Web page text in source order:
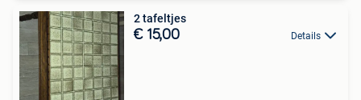
2 tafeltjes
€ 15,00 Details